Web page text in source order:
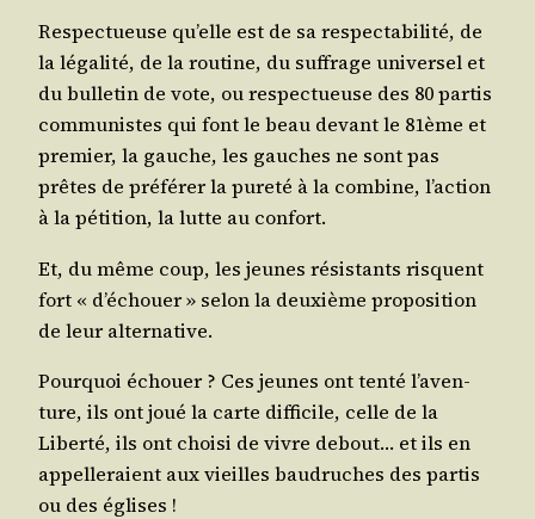
Res­pec­tueuse qu’elle est de sa res­pec­ta­bi­li­té, de
la léga­li­té, de la rou­tine, du suf­frage uni­ver­sel et
du bul­le­tin de vote, ou res­pec­tueuse des 80 par­tis
com­mu­nistes qui font le beau devant le 81ème et
pre­mier, la gauche, les gauches ne sont pas
prêtes de pré­fé­rer la pure­té à la com­bine, l’ac­tion
à la péti­tion, la lutte au confort.
Et, du même coup, les jeunes résis­tants risquent
fort « d’é­chouer » selon la deuxième pro­po­si­tion
de leur alternative.
Pour­quoi échouer ? Ces jeunes ont ten­té l’a­ven­
ture, ils ont joué la carte dif­fi­cile, celle de la
Liber­té, ils ont choi­si de vivre debout… et ils en
appel­le­raient aux vieilles bau­druches des par­tis
ou des églises !